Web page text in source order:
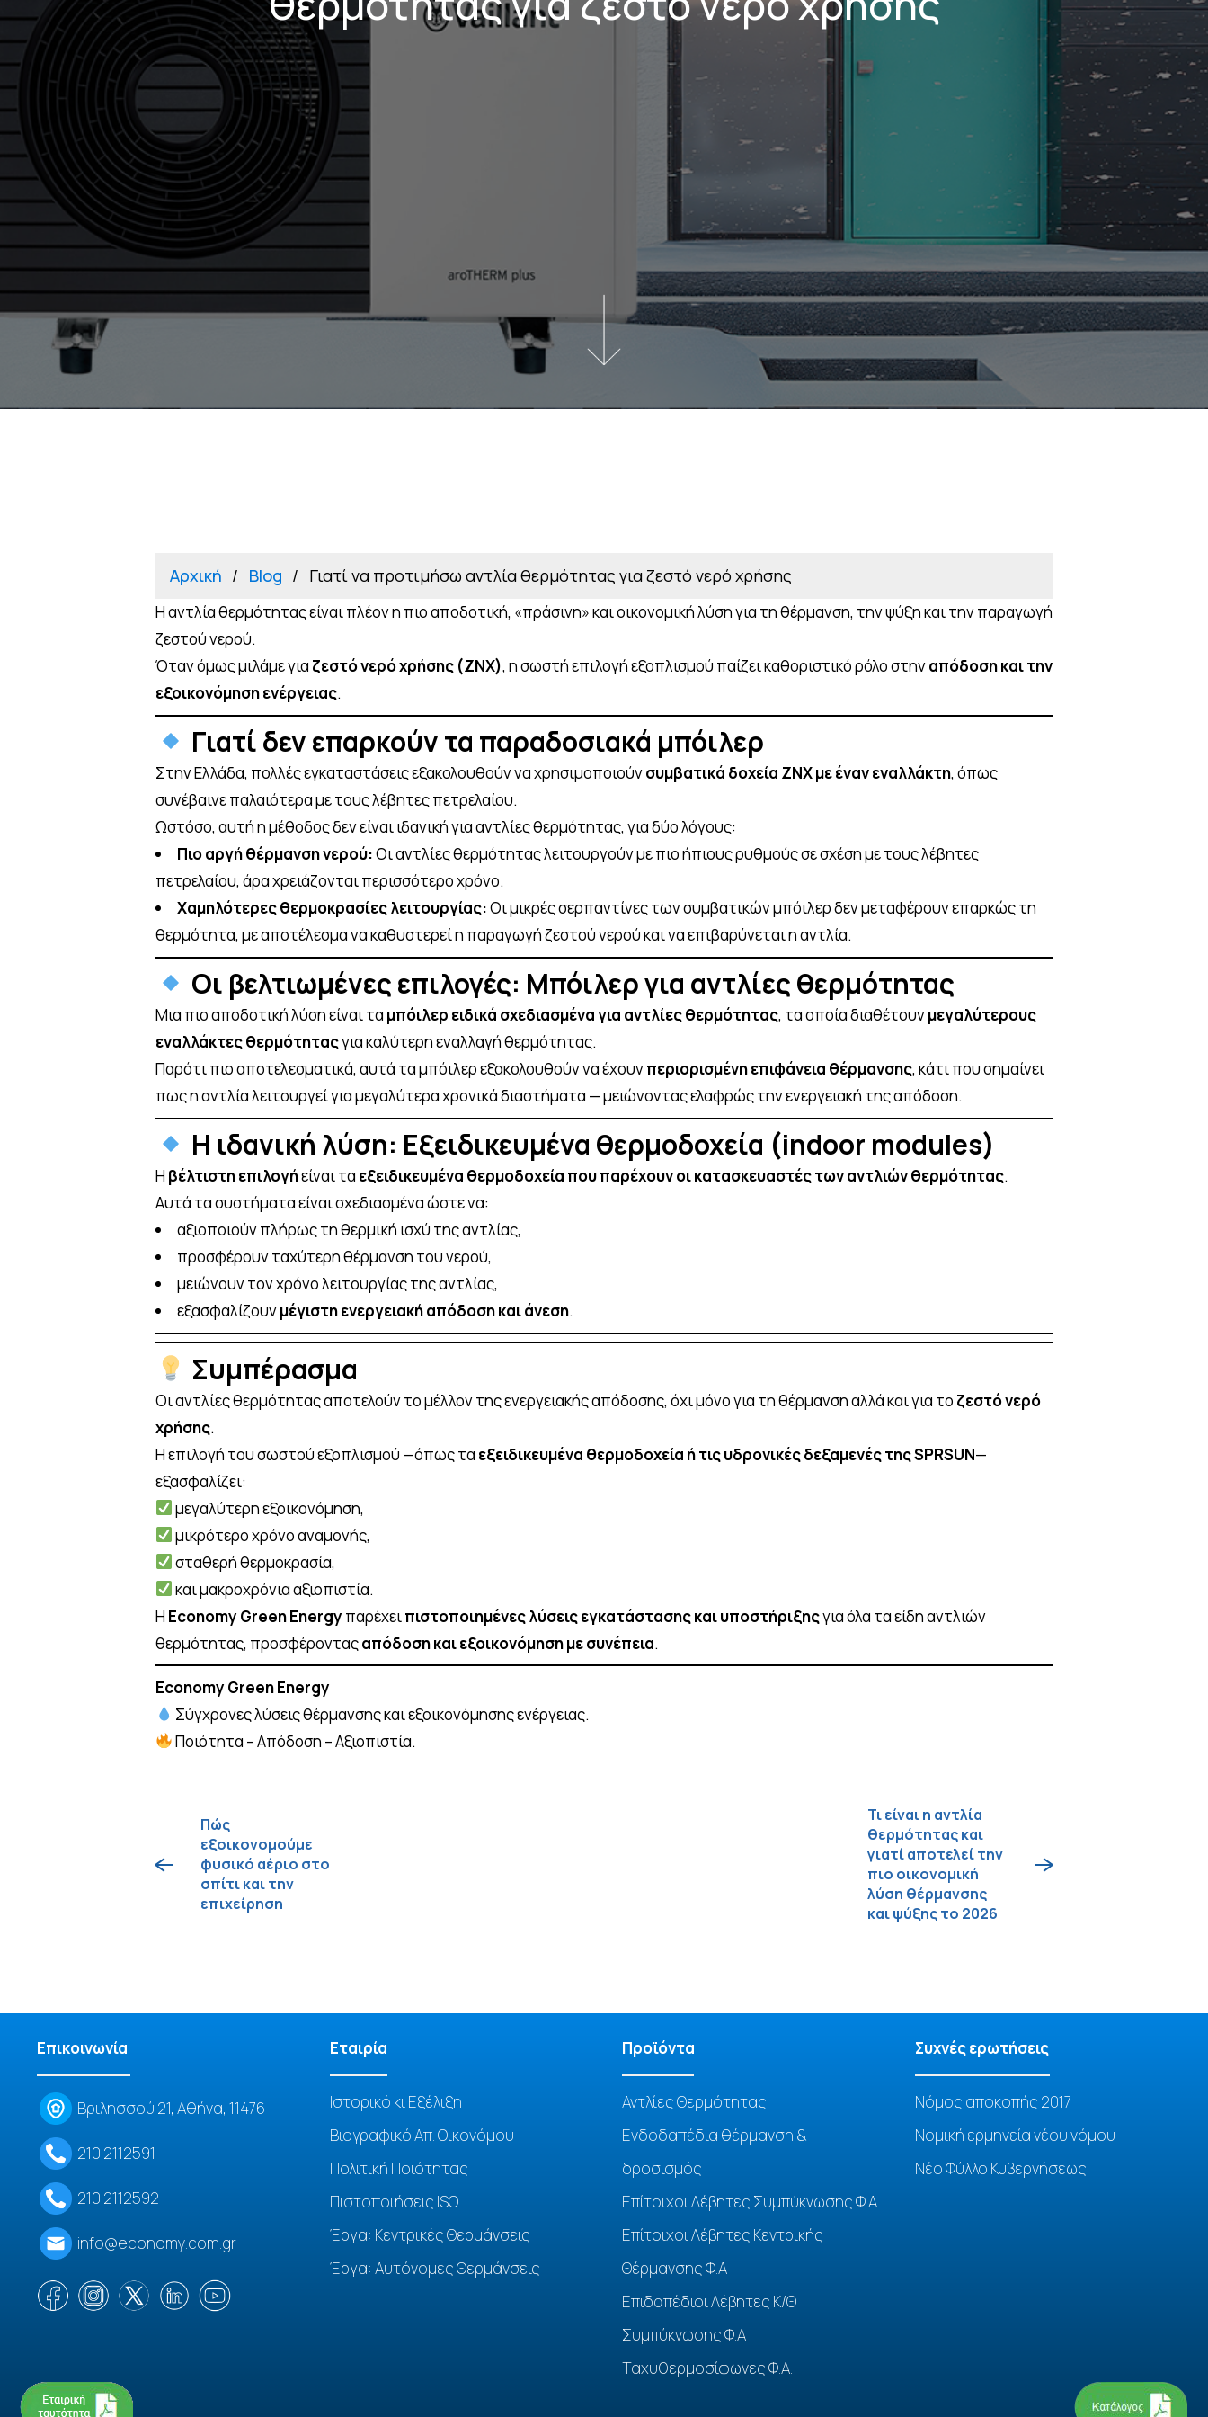
Αρχική Blog Γιατί να προτιμήσω αντλία θερμότητας για ζεστό νερό χρήσης
Η αντλία θερμότητας είναι πλέον η πιο αποδοτική, «πράσινη» και οικονομική λύση για τη θέρμανση, την ψύξη και την παραγωγή
ζεστού νερού.
Όταν όμως μιλάμε για ζεστό νερό χρήσης (ΖΝΧ), η σωστή επιλογή εξοπλισμού παίζει καθοριστικό ρόλο στηναπόδοση και την
εξοικονόμηση ενέργειας.
Γιατί δεν επαρκούν τα παραδοσιακά μπόιλερ
Στην Ελλάδα, πολλές εγκαταστάσεις εξακολουθούν να χρησιμοποιούνσυμβατικά δοχεία ΖΝΧ με έναν εναλλάκτη, όπως
συνέβαινε παλαιότερα με τους λέβητες πετρελαίου.
Ωστόσο, αυτή η μέθοδος δεν είναι ιδανική για αντλίες θερμότητας, για δύο λόγους:
Πιο αργή θέρμανση νερού:Οι αντλίες θερμότητας λειτουργούν με πιο ήπιους ρυθμούς σε σχέση με τους λέβητες
πετρελαίου, άρα χρειάζονται περισσότερο χρόνο.
Χαμηλότερες θερμοκρασίες λειτουργίας:Οι μικρές σερπαντίνες των συμβατικών μπόιλερ δεν μεταφέρουν επαρκώς τη
θερμότητα, με αποτέλεσμα να καθυστερεί η παραγωγή ζεστού νερού και να επιβαρύνεται η αντλία.
Οι βελτιωμένες επιλογές: Μπόιλερ για αντλίες θερμότητας
Μια πιο αποδοτική λύση είναι τα μπόιλερ ειδικά σχεδιασμένα για αντλίες θερμότητας, τα οποία διαθέτουνμεγαλύτερους
εναλλάκτες θερμότηταςγια καλύτερη εναλλαγή θερμότητας.
Παρότι πιο αποτελεσματικά, αυτά τα μπόιλερ εξακολουθούν να έχουνπεριορισμένη επιφάνεια θέρμανσης, κάτι που σημαίνει
πως η αντλία λειτουργεί για μεγαλύτερα χρονικά διαστήματα — μειώνοντας ελαφρώς την ενεργειακή της απόδοση.
Η ιδανική λύση: Εξειδικευμένα θερμοδοχεία (indoor modules)
Η βέλτιστη επιλογήείναι τα εξειδικευμένα θερμοδοχεία που παρέχουν οι κατασκευαστές των αντλιών θερμότητας.
Αυτά τα συστήματα είναι σχεδιασμένα ώστε να:
αξιοποιούν πλήρως τη θερμική ισχύ της αντλίας,
προσφέρουν ταχύτερη θέρμανση του νερού,
μειώνουν τον χρόνο λειτουργίας της αντλίας,
εξασφαλίζουνμέγιστη ενεργειακή απόδοση και άνεση.
Συμπέρασμα
Οι αντλίες θερμότητας αποτελούν το μέλλον της ενεργειακής απόδοσης, όχι μόνο για τη θέρμανση αλλά και για το ζεστό νερό
χρήσης.
Η επιλογή του σωστού εξοπλισμού —όπως τα εξειδικευμένα θερμοδοχεία ή τις υδρονικές δεξαμενές της SPRSUN—
εξασφαλίζει:
μεγαλύτερη εξοικονόμηση,
μικρότερο χρόνο αναμονής,
σταθερή θερμοκρασία,
και μακροχρόνια αξιοπιστία.
Η Economy Green Energy παρέχειπιστοποιημένες λύσεις εγκατάστασης και υποστήριξηςγια όλα τα είδη αντλιών
θερμότητας, προσφέρονταςαπόδοση και εξοικονόμηση με συνέπεια.
Economy Green Energy
Σύγχρονες λύσεις θέρμανσης και εξοικονόμησης ενέργειας.
Ποιότητα – Απόδοση – Αξιοπιστία.
Πώς
εξοικονομούμε
φυσικό αέριο στο
σπίτι και την
επιχείρηση
Τι είναι η αντλία
θερμότητας και
γιατί αποτελεί την
πιο οικονομική
λύση θέρμανσης
και ψύξης το 2026
Επικοινωνία
Βριλησσού 21, Αθήνα, 11476
210 2112591
210 2112592
info@economy.com.gr
Eταιρία
Ιστορικό κι Εξέλιξη
Βιογραφικό Απ. Οικονόμου
Πολιτική Ποιότητας
Πιστοποιήσεις ISO
Έργα: Κεντρικές Θερμάνσεις
Έργα: Αυτόνομες Θερμάνσεις
Προϊόντα
Αντλίες Θερμότητας
Ενδοδαπέδια θέρμανση &
δροσισμός
Επίτοιχοι Λέβητες Συμπύκνωσης Φ.Α
Επίτοιχοι Λέβητες Κεντρικής
Θέρμανσης Φ.Α
Επιδαπέδιοι Λέβητες Κ/Θ
Συμπύκνωσης Φ.Α
Ταχυθερμοσίφωνες Φ.Α.
Συχνές ερωτήσεις
Νόμος αποκοπής 2017
Νομική ερμηνεία νέου νόμου
Νέο Φύλλο Κυβερνήσεως